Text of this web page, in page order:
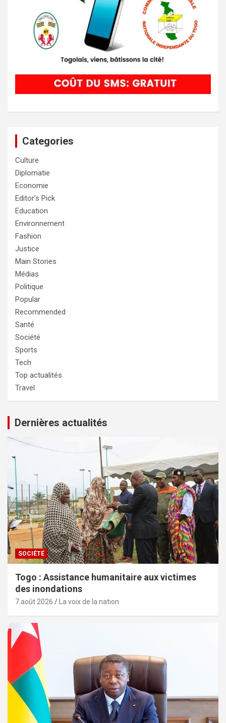
Categories
Culture
Diplomatie
Economie
Editor's Pick
Education
Environnement
Fashion
Justice
Main Stories
Médias
Politique
Popular
Recommended
Santé
Société
Sports
Tech
Top actualités
Travel
Dernières actualités
SOCIÉTÉ
Togo : Assistance humanitaire aux victimes
des inondations
7 août 2026 La voix de la nation